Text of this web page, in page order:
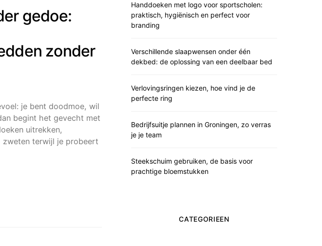
gedoe:
zonder
je bent doodmoe, wil
begint het gevecht met
uitrekken,
zweten terwijl je probeert
Handdoeken met logo voor sportscholen:
praktisch, hygiënisch en perfect voor
branding
Verschillende slaapwensen onder één
dekbed: de oplossing van een deelbaar bed
Verlovingsringen kiezen, hoe vind je de
perfecte ring
Bedrijfsuitje plannen in Groningen, zo verras
je je team
Steekschuim gebruiken, de basis voor
prachtige bloemstukken
CATEGORIEEN